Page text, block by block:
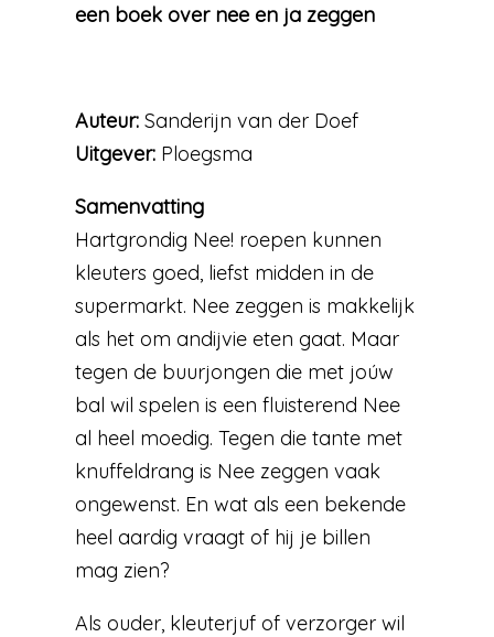
een boek over nee en ja zeggen
Auteur:Sanderijn van der Doef
Uitgever: Ploegsma
Samenvatting
Hartgrondig Nee! roepen kunnen
kleuters goed, liefst midden in de
supermarkt. Nee zeggen is makkelijk
als het om andijvie eten gaat. Maar
tegen de buurjongen die met joúw
bal wil spelen is een fluisterend Nee
al heel moedig. Tegen die tante met
knuffeldrang is Nee zeggen vaak
ongewenst. En wat als een bekende
heel aardig vraagt of hij je billen
mag zien?
Als ouder, kleuterjuf of verzorger wil